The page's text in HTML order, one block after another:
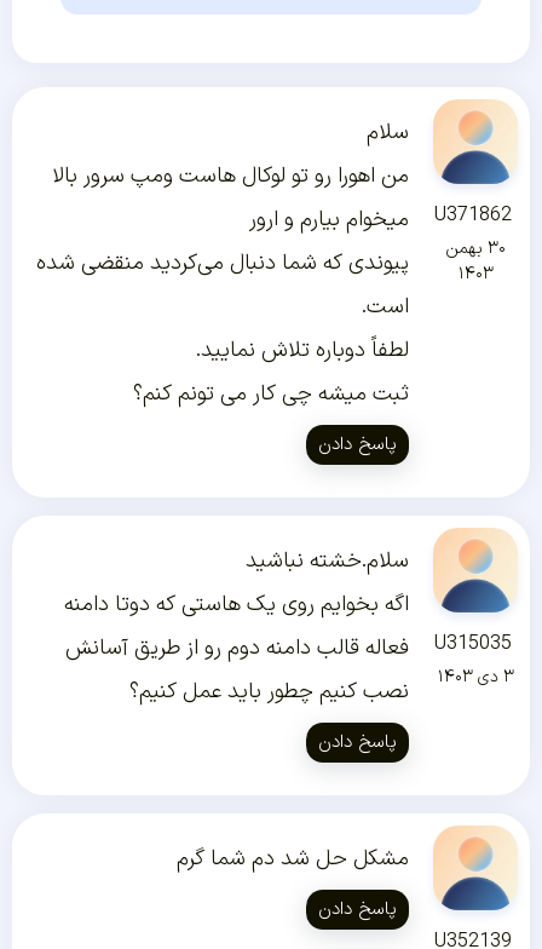
U371862
۳۰ بهمن
۱۴۰۳
سلام
من اهورا رو تو لوکال هاست ومپ سرور بالا
میخوام بیارم و ارور
پیوندی که شما دنبال می‌کردید منقضی شده
است.
لطفاً دوباره تلاش نمایید.
ثبت میشه چی کار می تونم کنم؟
پاسخ دادن
U315035
۳ دی ۱۴۰۳
سلام.خشته نباشید
اگه بخوایم روی یک هاستی که دوتا دامنه
فعاله قالب دامنه دوم رو از طریق آسانش
نصب کنیم چطور باید عمل کنیم؟
پاسخ دادن
U352139
مشکل حل شد دم شما گرم
پاسخ دادن